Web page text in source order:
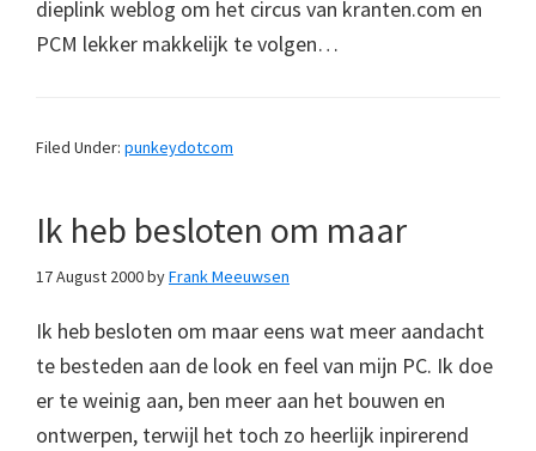
dieplink weblog om het circus van kranten.com en
PCM lekker makkelijk te volgen…
Filed Under: punkeydotcom
Ik heb besloten om maar
17 August 2000byFrank Meeuwsen
Ik heb besloten om maar eens wat meer aandacht
te besteden aan de look en feel van mijn PC. Ik doe
er te weinig aan, ben meer aan het bouwen en
ontwerpen, terwijl het toch zo heerlijk inpirerend